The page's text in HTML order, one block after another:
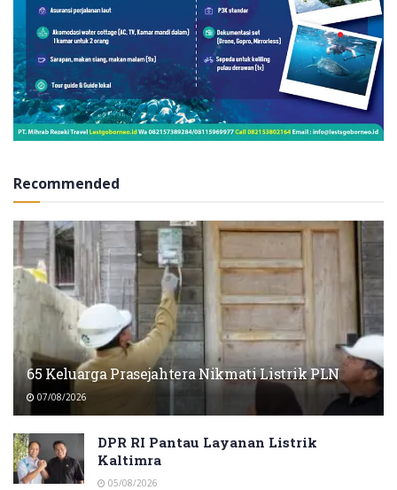
Recommended
65 Keluarga Prasejahtera Nikmati Listrik PLN
07/08/2026
DPR RI Pantau Layanan Listrik
Kaltimra
05/08/2026